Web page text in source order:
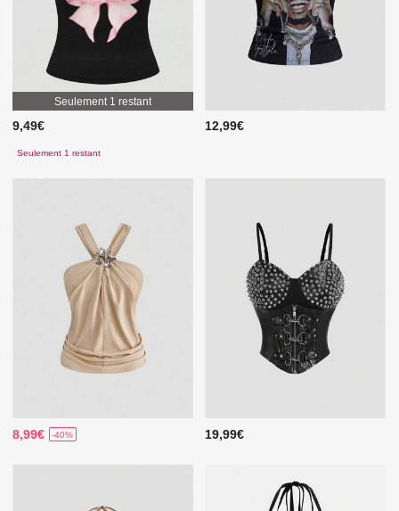
Seulement 1 restant
9,49€
Seulement 1 restant
12,99€
8,99€ -40% 19,99€